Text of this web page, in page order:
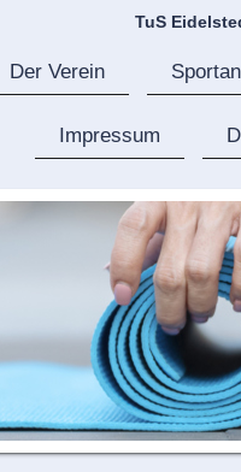
TuS
Der Verein
Impressum